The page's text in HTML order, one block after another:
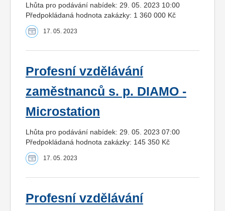
Lhůta pro podávání nabídek: 29. 05. 2023 10:00
Předpokládaná hodnota zakázky: 1 360 000 Kč
17. 05. 2023
Profesní vzdělávání
zaměstnanců s. p. DIAMO -
Microstation
Lhůta pro podávání nabídek: 29. 05. 2023 07:00
Předpokládaná hodnota zakázky: 145 350 Kč
17. 05. 2023
Profesní vzdělávání